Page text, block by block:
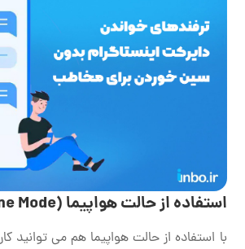
استفاده از حالت هواپیما(Airplane Mode)
با استفاده از حالت هواپیما هم می